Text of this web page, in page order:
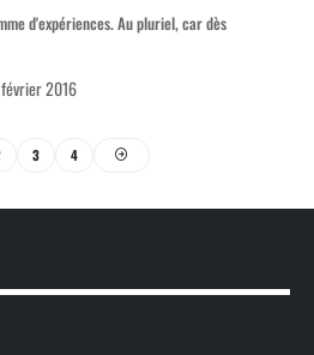
d'expériences. Au pluriel, car dès
2016
3 4